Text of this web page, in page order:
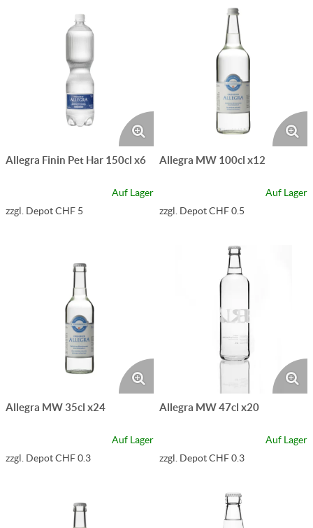
Allegra Finin Pet Har 150cl x6
Auf Lager
zzgl. Depot CHF 5
Allegra MW 100cl x12
Auf Lager
zzgl. Depot CHF 0.5
Allegra MW 35cl x24
Auf Lager
zzgl. Depot CHF 0.3
Allegra MW 47cl x20
Auf Lager
zzgl. Depot CHF 0.3